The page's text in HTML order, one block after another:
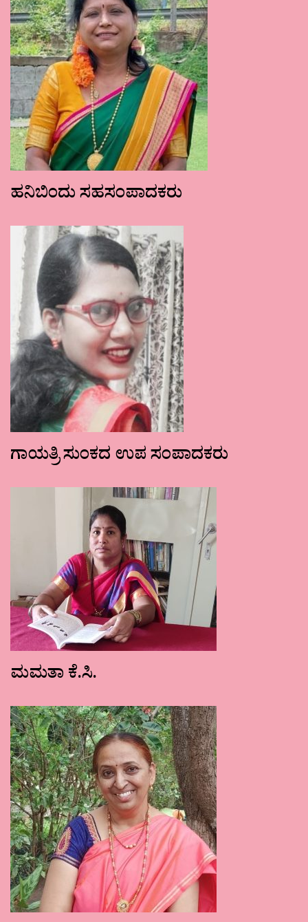
ಹನಿಬಿಂದು ಸಹಸಂಪಾದಕರು
ಗಾಯತ್ರಿ ಸುಂಕದ ಉಪ ಸಂಪಾದಕರು
ಮಮತಾ ಕೆ.ಸಿ.